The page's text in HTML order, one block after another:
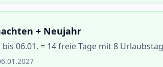
+ Neujahr
bis 06.01. = 14 freie Tage mit 8